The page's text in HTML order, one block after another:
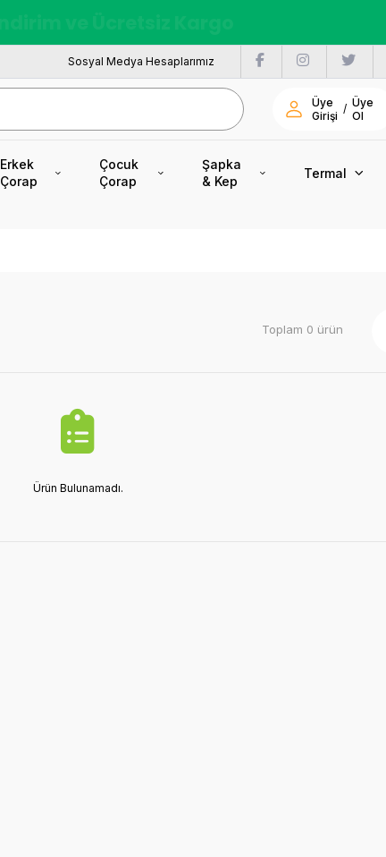
Sosyal Medya Hesaplarımız
Üye
Girişi
/ Üye
Ol
Erkek
Çorap
Çocuk
Çorap
Şapka
& Kep
Termal
Toplam 0 ürün
Ürün Bulunamadı.